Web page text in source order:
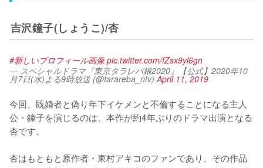
吉沢鐘子(しょうこ)/杏
#新しいプロフィール画像 pic.twitter.com/fZsx9yl6gn
— スペシャルドラマ『東京タラレバ娘2020』【公式】2020年10
月7日(水)よる9時放送 (@tarareba_ntv)April 11, 2019
今回、既婚者と偽り年下イケメンと不倫することになる主人
公・鐘子を演じるのは、本作が約4年ぶりのドラマ出演となる
杏です。
杏はもともと原作者・東村アキコのファンであり、その作品